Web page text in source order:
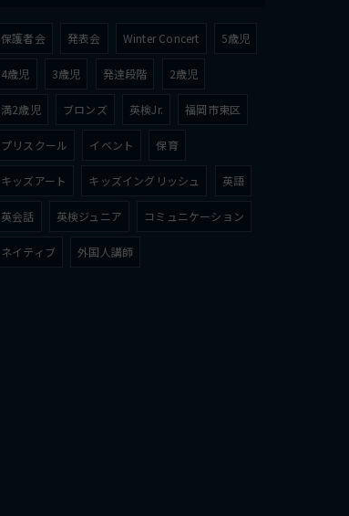
保護者会 発表会 Winter Concert 5歳児
4歳児 3歳児 発達段階 2歳児
満2歳児 ブロンズ 英検Jr. 福岡市東区
プリスクール イベント 保育
キッズアート キッズイングリッシュ 英語
英会話 英検ジュニア コミュニケーション
ネイティブ 外国人講師